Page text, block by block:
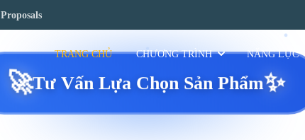
Proposals
TRANG CHỦ CHƯƠNG TRÌNH NĂNG LỰC
🚀Tư Vấn Lựa Chọn Sản Phẩm✨